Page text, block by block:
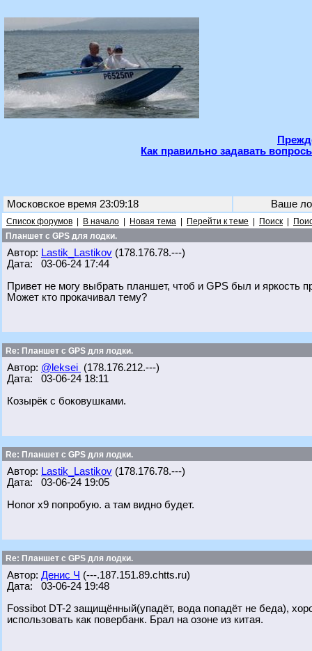
Как правильно задавать
Московское время 23:09:18 Ваше
Список форумов В начало Новая тема Перейти к теме Поиск
Планшет с GPS для лодки.
Автор: Lastik_Lastikov (178.176.78.---)
Дата: 03-06-24 17:44
Привет не могу выбрать планшет, чтоб и GPS был и яркость
Может кто прокачивал тему?
Re: Планшет с GPS для лодки.
Автор: @leksei (178.176.212.---)
Дата: 03-06-24 18:11
Козырёк с боковушками.
Re: Планшет с GPS для лодки.
Автор: Lastik_Lastikov (178.176.78.---)
Дата: 03-06-24 19:05
Honor x9 попробую. а там видно будет.
Re: Планшет с GPS для лодки.
Автор: Денис Ч (---.187.151.89.chtts.ru)
Дата: 03-06-24 19:48
Fossibot DT-2 защищённый(упадёт, вода попадёт не беда),
использовать как повербанк. Брал на озоне из китая.